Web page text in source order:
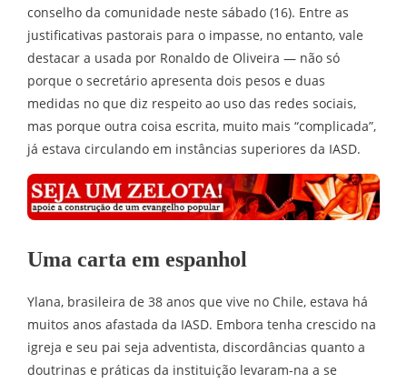
conselho da comunidade neste sábado (16). Entre as
justificativas pastorais para o impasse, no entanto, vale
destacar a usada por Ronaldo de Oliveira — não só
porque o secretário apresenta dois pesos e duas
medidas no que diz respeito ao uso das redes sociais,
mas porque outra coisa escrita, muito mais “complicada”,
já estava circulando em instâncias superiores da IASD.
Uma carta em espanhol
Ylana, brasileira de 38 anos que vive no Chile, estava há
muitos anos afastada da IASD. Embora tenha crescido na
igreja e seu pai seja adventista, discordâncias quanto a
doutrinas e práticas da instituição levaram-na a se